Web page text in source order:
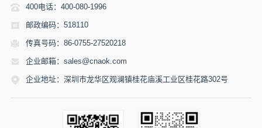
400电话：400-080-1996
邮政编码：518110
传真号码：86-0755-27520218
企业邮箱：sales@cnaok.com
企业地址：深圳市龙华区观澜镇桂花庙溪工业区桂花路302号